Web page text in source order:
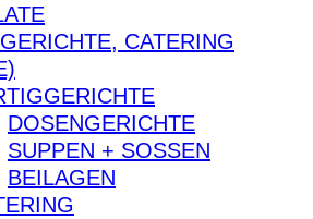
CATERING
DOSENGERICHTE
SUPPEN + SOSSEN
BEILAGEN